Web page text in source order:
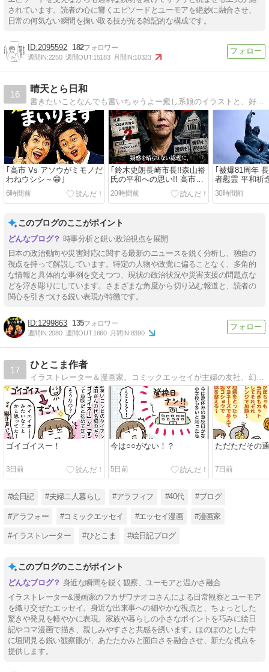
されています。読者の心に響くエピソードとユーモアを絶妙に融合させ、
日常の何気ない瞬間を掬い取る技が光る雑記的な構成です。
2095592 182
週間IN:2250 週間OUT:15183 月間IN:10323
16
晴天とら日和
書きたいことなんでも書いちゃうよー癒し系娘のイラストと、好奇心旺盛なおばちゃんのブログです。ヨロシク！
｢高市 Vs アソウがミモノだ
わねウシシ～😁｣
6時間前
｢鈴木史朗長崎市長!!森山裕
氏の平和への思い!! 高市モ
ームリ!!｣
20時間前
｢被爆81周年
者慰霊 平和祈
市の非情!!
30時間前
このブログのここがポイント
時事分析と鋭い政治視点を展開
日本の政治動向や災害対応に関する最新のニュースを鋭く分析し、独自の
視点を持って解説しています。特定の人物や政党に偏ることなく、多角的
な情報と具体的な事例を交えつつ、現状の政治状況や災害支援の問題点な
どを浮き彫りにしています。さまざまな角度から切り込む報道と、読者の
関心を引きつける鋭い表現が特徴です。
1299863 135
週間IN:2080 週間OUT:1660 月間IN:8390
17
ひとこま作者
ゴイゴイスー！
3日前
今は○○がない！？
5日前
ただただその
7日前
#絵日記 #夫婦二人暮らし #アラフィフ #40代 #ブログ
#アラフォー #コミックエッセイ #エッセイ漫画 #漫画家
#イラストレーター #ひとこま #絵日記ブログ
このブログのここがポイント
身近な瞬間を鋭く観察、ユーモアと温かさ融合
イラストレーター&漫画家のフカザワナオコさんによる日常観察とユーモア
を織り交ぜたエッセイ。身近な出来事への細やかな視点と、ちょっとした
驚きや発見を軽やかに表現。家族や暮らしの小さなポイントを巧みに絵日
記やコマ漫画で描き、親しみやすさと共感を誘います。ほのぼのとした中
に垣間見る鋭い観察眼が、あたたかみと面白さを融合させ、新たな視点を
提供します。